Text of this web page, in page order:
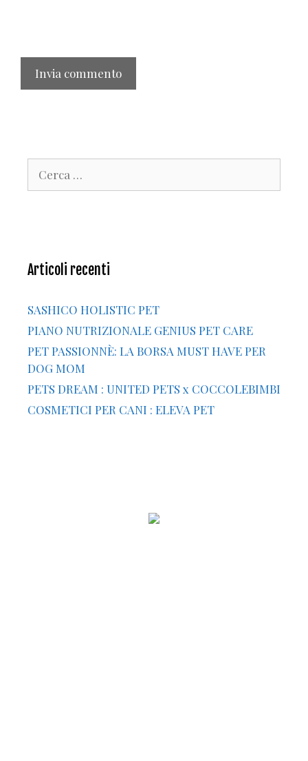
per:
Articoli recenti
SASHICO HOLISTIC PET
PIANO NUTRIZIONALE GENIUS PET CARE
PET PASSIONNÈ: LA BORSA MUST HAVE PER
DOG MOM
PETS DREAM : UNITED PETS x COCCOLEBIMBI
COSMETICI PER CANI : ELEVA PET